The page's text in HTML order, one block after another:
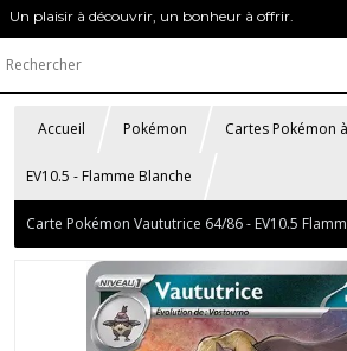
Un plaisir à découvrir, un bonheur à offrir.
Accueil Pokémon Cartes Pokémon
EV10.5 - Flamme Blanche
Carte Pokémon Vaututrice 64/86 - EV10.5